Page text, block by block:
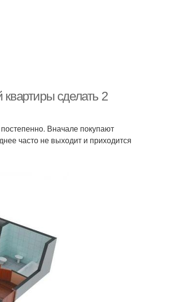
сделать 2
Вначале покупают
часто не выходит и приходится